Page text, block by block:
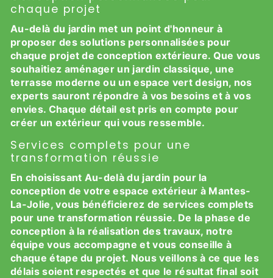
chaque projet
Au-delà du jardin met un point d'honneur à
proposer des solutions personnalisées pour
chaque projet de conception extérieure. Que vous
souhaitiez aménager un jardin classique, une
terrasse moderne ou un espace vert design, nos
experts sauront répondre à vos besoins et à vos
envies. Chaque détail est pris en compte pour
créer un extérieur qui vous ressemble.
Services complets pour une
transformation réussie
En choisissant Au-delà du jardin pour la
conception de votre espace extérieur à Mantes-
La-Jolie, vous bénéficierez de services complets
pour une transformation réussie. De la phase de
conception à la réalisation des travaux, notre
équipe vous accompagne et vous conseille à
chaque étape du projet. Nous veillons à ce que les
délais soient respectés et que le résultat final soit